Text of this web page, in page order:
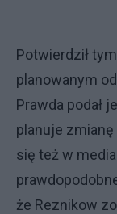
Potwierdził
planowanym
Prawda podał
planuje
się też w
że Reznikow